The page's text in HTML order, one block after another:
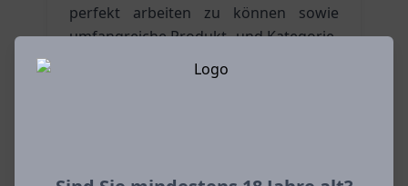
perfekt arbeiten zu können sowie
umfangreiche Produkt- und Kategorie-
Definitionen beherrschen und treffend